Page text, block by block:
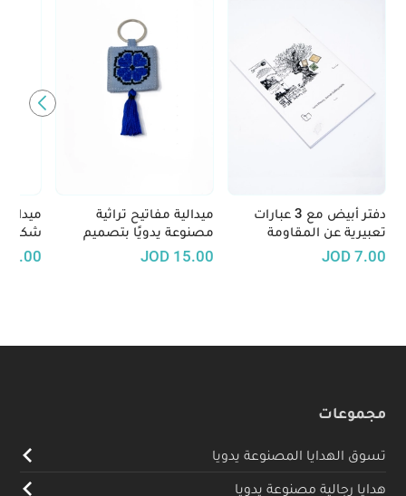
دفتر أبيض مع 3 عبارات
تعبيرية عن المقاومة
الفلسطينية
7.00
JOD
ميدالية مفاتيح تراثية
مصنوعة يدويًا بتصميم
تطريز فلاحي - متوفرة بعدّة
15.00
JOD
شكل
8.00
مجموعات
تسوق الهدايا المصنوعة يدويا
هدايا رجالية مصنوعة يدويا